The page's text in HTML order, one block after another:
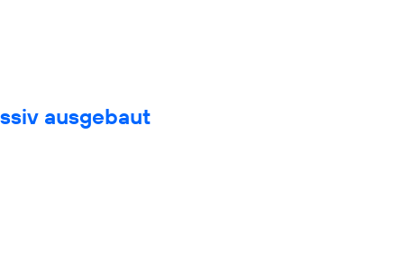
ausgebaut